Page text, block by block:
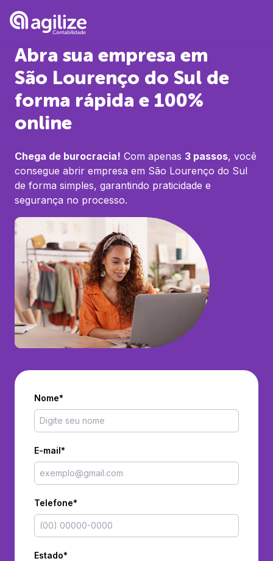
Abra sua empresa em
São Lourenço do Sul de
forma rápida e 100%
online
Chega de burocracia! Com apenas 3 passos, você
consegue abrir empresa em São Lourenço do Sul
de forma simples, garantindo praticidade e
segurança no processo.
Nome*
E-mail*
Telefone*
Estado*